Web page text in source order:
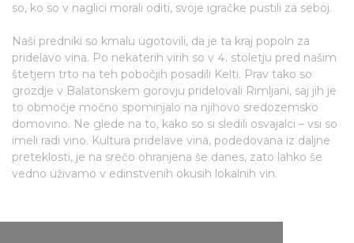
so, ko so v naglici morali oditi, svoje igračke pustili za seboj.
Naši predniki so kmalu ugotovili, da je ta kraj popoln za
pridelavo vina. Po nekaterih virih so v 4. stoletju pred našim
štetjem trto na teh pobočjih posadili Kelti. Prav tako so
grozdje v Balatonskem gorovju pridelovali Rimljani, saj jih je
to območje močno spominjalo na njihovo sredozemsko
domovino. Ne glede na to, kako so si sledili osvajalci – vsi so
imeli radi vino. Kultura pridelave vina, podedovana iz daljne
preteklosti, je na srečo ohranjena še danes, zato lahko še
vedno uživamo v edinstvenih okusih lokalnih vin.